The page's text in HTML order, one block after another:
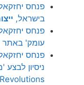
בישראל,
עומק' באתר
Revolutions),